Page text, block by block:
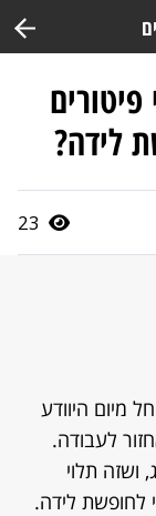
לידה?
23
כ - 4.5 שנים. החל מיום היוודע
לעבודה.
ושזה תלוי
ב - 12/9/07 יצאתי לחופשת לידה.